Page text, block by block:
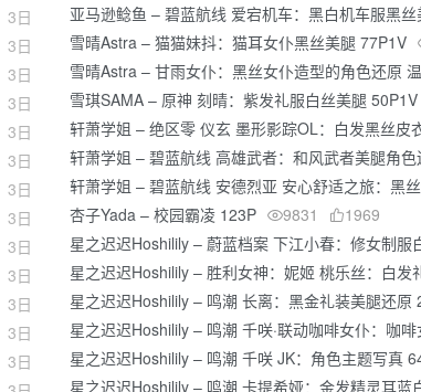
3日
亚马逊鲶鱼 – 碧蓝航线 爱宕机车：黑白机车服黑
3日
雪晴Astra – 猫猫妹抖：猫耳女仆黑丝美腿 77P1V
3日
雪晴Astra – 甘雨女仆：黑丝女仆造型的角色还原
3日
雪琪SAMA – 原神 刻晴：紫发礼服白丝美腿 50P1V
3日
轩萧学姐 – 绝区零 仪玄 墨形影踪OL：白发黑丝皮
3日
轩萧学姐 – 碧蓝航线 高雄武者：和风武者美腿角
3日
轩萧学姐 – 碧蓝航线 安德烈亚 安心舒适之旅：黑
3日
杏子Yada – 校园霸凌 123P 9831
1969
3日
星之迟迟Hoshilily – 蔚蓝档案 下江小春：修女制服
3日
星之迟迟Hoshilily – 胜利女神：妮姬 桃乐丝：白发
3日
星之迟迟Hoshilily – 鸣潮 长离：黑金礼装美腿还原
3日
星之迟迟Hoshilily – 鸣潮 千咲·联动咖啡女仆：咖
3日
星之迟迟Hoshilily – 鸣潮 千咲 JK：角色主题写真
星之迟迟Hoshilily – 鸣潮 卡提希娅：金发精灵耳蓝